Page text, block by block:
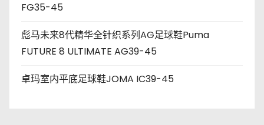
FG35-45
彪马未来8代精华全针织系列AG足球鞋Puma
FUTURE 8 ULTIMATE AG39-45
卓玛室内平底足球鞋JOMA IC39-45